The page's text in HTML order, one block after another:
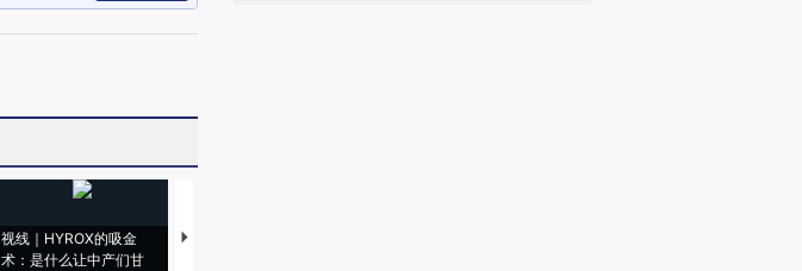
视线｜HYROX的吸金
术：是什么让中产们甘
马航飞行员跨国走私7万